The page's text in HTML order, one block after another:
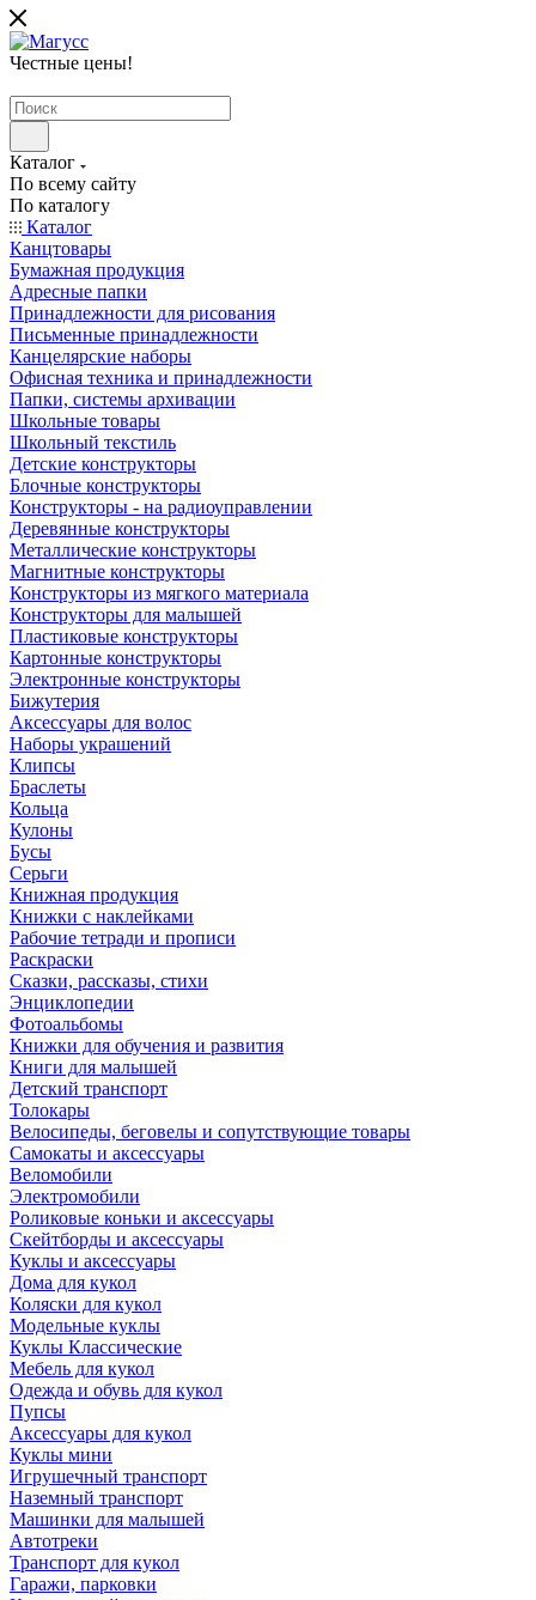
Честные цены!
Каталог
По всему сайту
По каталогу
Каталог
Канцтовары
Бумажная продукция
Адресные папки
Принадлежности для рисования
Письменные принадлежности
Канцелярские наборы
Офисная техника и принадлежности
Папки, системы архивации
Школьные товары
Школьный текстиль
Детские конструкторы
Блочные конструкторы
Конструкторы - на радиоуправлении
Деревянные конструкторы
Металлические конструкторы
Магнитные конструкторы
Конструкторы из мягкого материала
Конструкторы для малышей
Пластиковые конструкторы
Картонные конструкторы
Электронные конструкторы
Бижутерия
Аксессуары для волос
Наборы украшений
Клипсы
Браслеты
Кольца
Кулоны
Бусы
Серьги
Книжная продукция
Книжки с наклейками
Рабочие тетради и прописи
Раскраски
Сказки, рассказы, стихи
Энциклопедии
Фотоальбомы
Книжки для обучения и развития
Книги для малышей
Детский транспорт
Толокары
Велосипеды, беговелы и сопутствующие товары
Самокаты и аксессуары
Веломобили
Электромобили
Роликовые коньки и аксессуары
Скейтборды и аксессуары
Куклы и аксессуары
Дома для кукол
Коляски для кукол
Модельные куклы
Куклы Классические
Мебель для кукол
Одежда и обувь для кукол
Пупсы
Аксессуары для кукол
Куклы мини
Игрушечный транспорт
Наземный транспорт
Машинки для малышей
Автотреки
Транспорт для кукол
Гаражи, парковки